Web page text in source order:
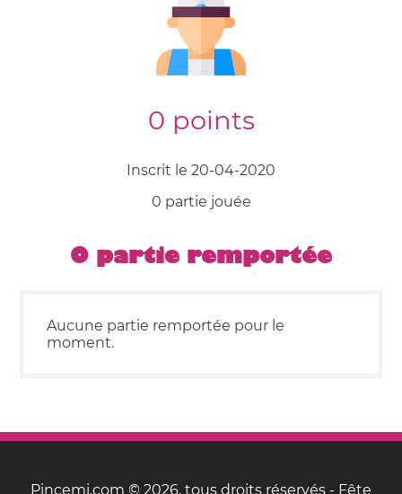
0 points
Inscrit le 20-04-2020
0 partie jouée
0 partie remportée
Aucune partie remportée pour le
moment.
Pincemi.com © 2026, tous droits réservés - Fête